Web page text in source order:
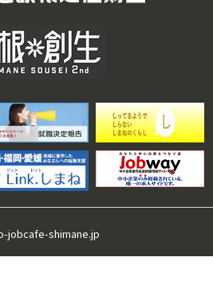
jobcafe-shimane.jp